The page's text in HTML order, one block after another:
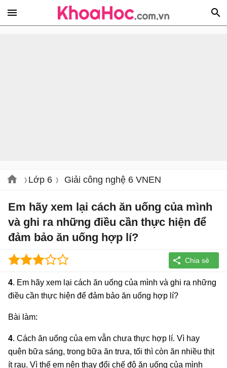
Lớp 6 Giải công nghệ 6 VNEN
Em hãy xem lại cách ăn uống của mình
và ghi ra những điều cần thực hiện để
đảm bảo ăn uống hợp lí?
4. Em hãy xem lại cách ăn uống của mình và ghi ra những
điều cần thực hiện để đảm bảo ăn uống hợp lí?
Bài làm:
4. Cách ăn uống của em vẫn chưa thực hợp lí. Vì hay
quên bữa sáng, trong bữa ăn trưa, tối thì còn ăn nhiều thịt
ít rau. Vì thế em nên thay đổi chế độ ăn uống của mình